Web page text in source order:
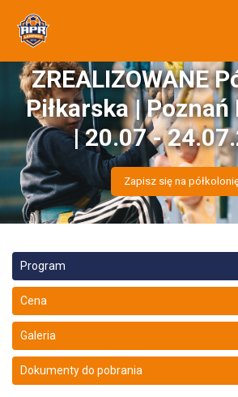
ZREALIZOWANE
Piłkarska |
| 20.07 -
Zapisz się na
Program
Cena
Galeria
Dokumenty do pobrania